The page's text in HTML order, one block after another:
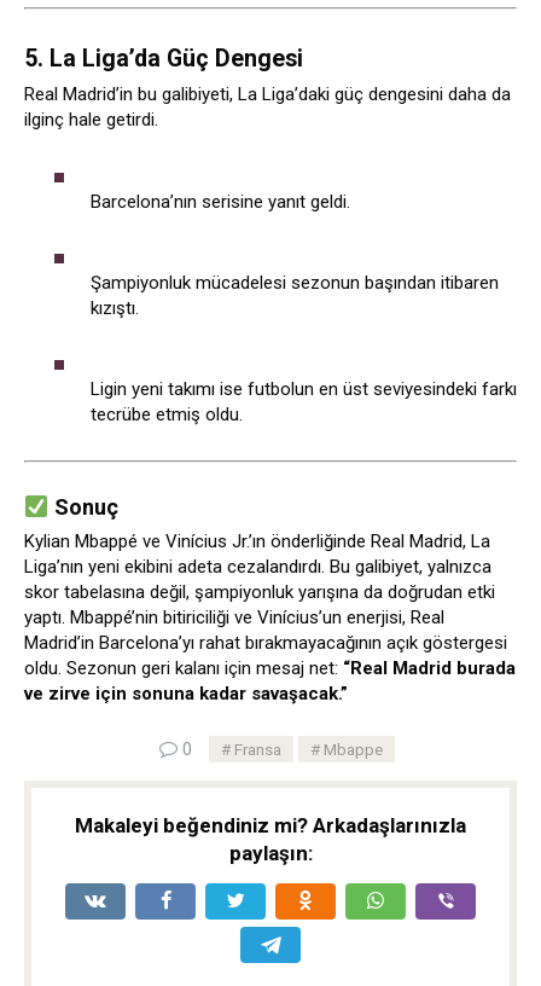
5. La Liga’da Güç Dengesi
Real Madrid’in bu galibiyeti, La Liga’daki güç dengesini daha da
ilginç hale getirdi.
Barcelona’nın serisine yanıt geldi.
Şampiyonluk mücadelesi sezonun başından itibaren
kızıştı.
Ligin yeni takımı ise futbolun en üst seviyesindeki farkı
tecrübe etmiş oldu.
Sonuç
Kylian Mbappé ve Vinícius Jr.’ın önderliğinde Real Madrid, La
Liga’nın yeni ekibini adeta cezalandırdı. Bu galibiyet, yalnızca
skor tabelasına değil, şampiyonluk yarışına da doğrudan etki
yaptı. Mbappé’nin bitiriciliği ve Vinícius’un enerjisi, Real
Madrid’in Barcelona’yı rahat bırakmayacağının açık göstergesi
oldu. Sezonun geri kalanı için mesaj net: “Real Madrid burada
ve zirve için sonuna kadar savaşacak.”
0 Fransa Mbappe
Makaleyi beğendiniz mi? Arkadaşlarınızla
paylaşın: